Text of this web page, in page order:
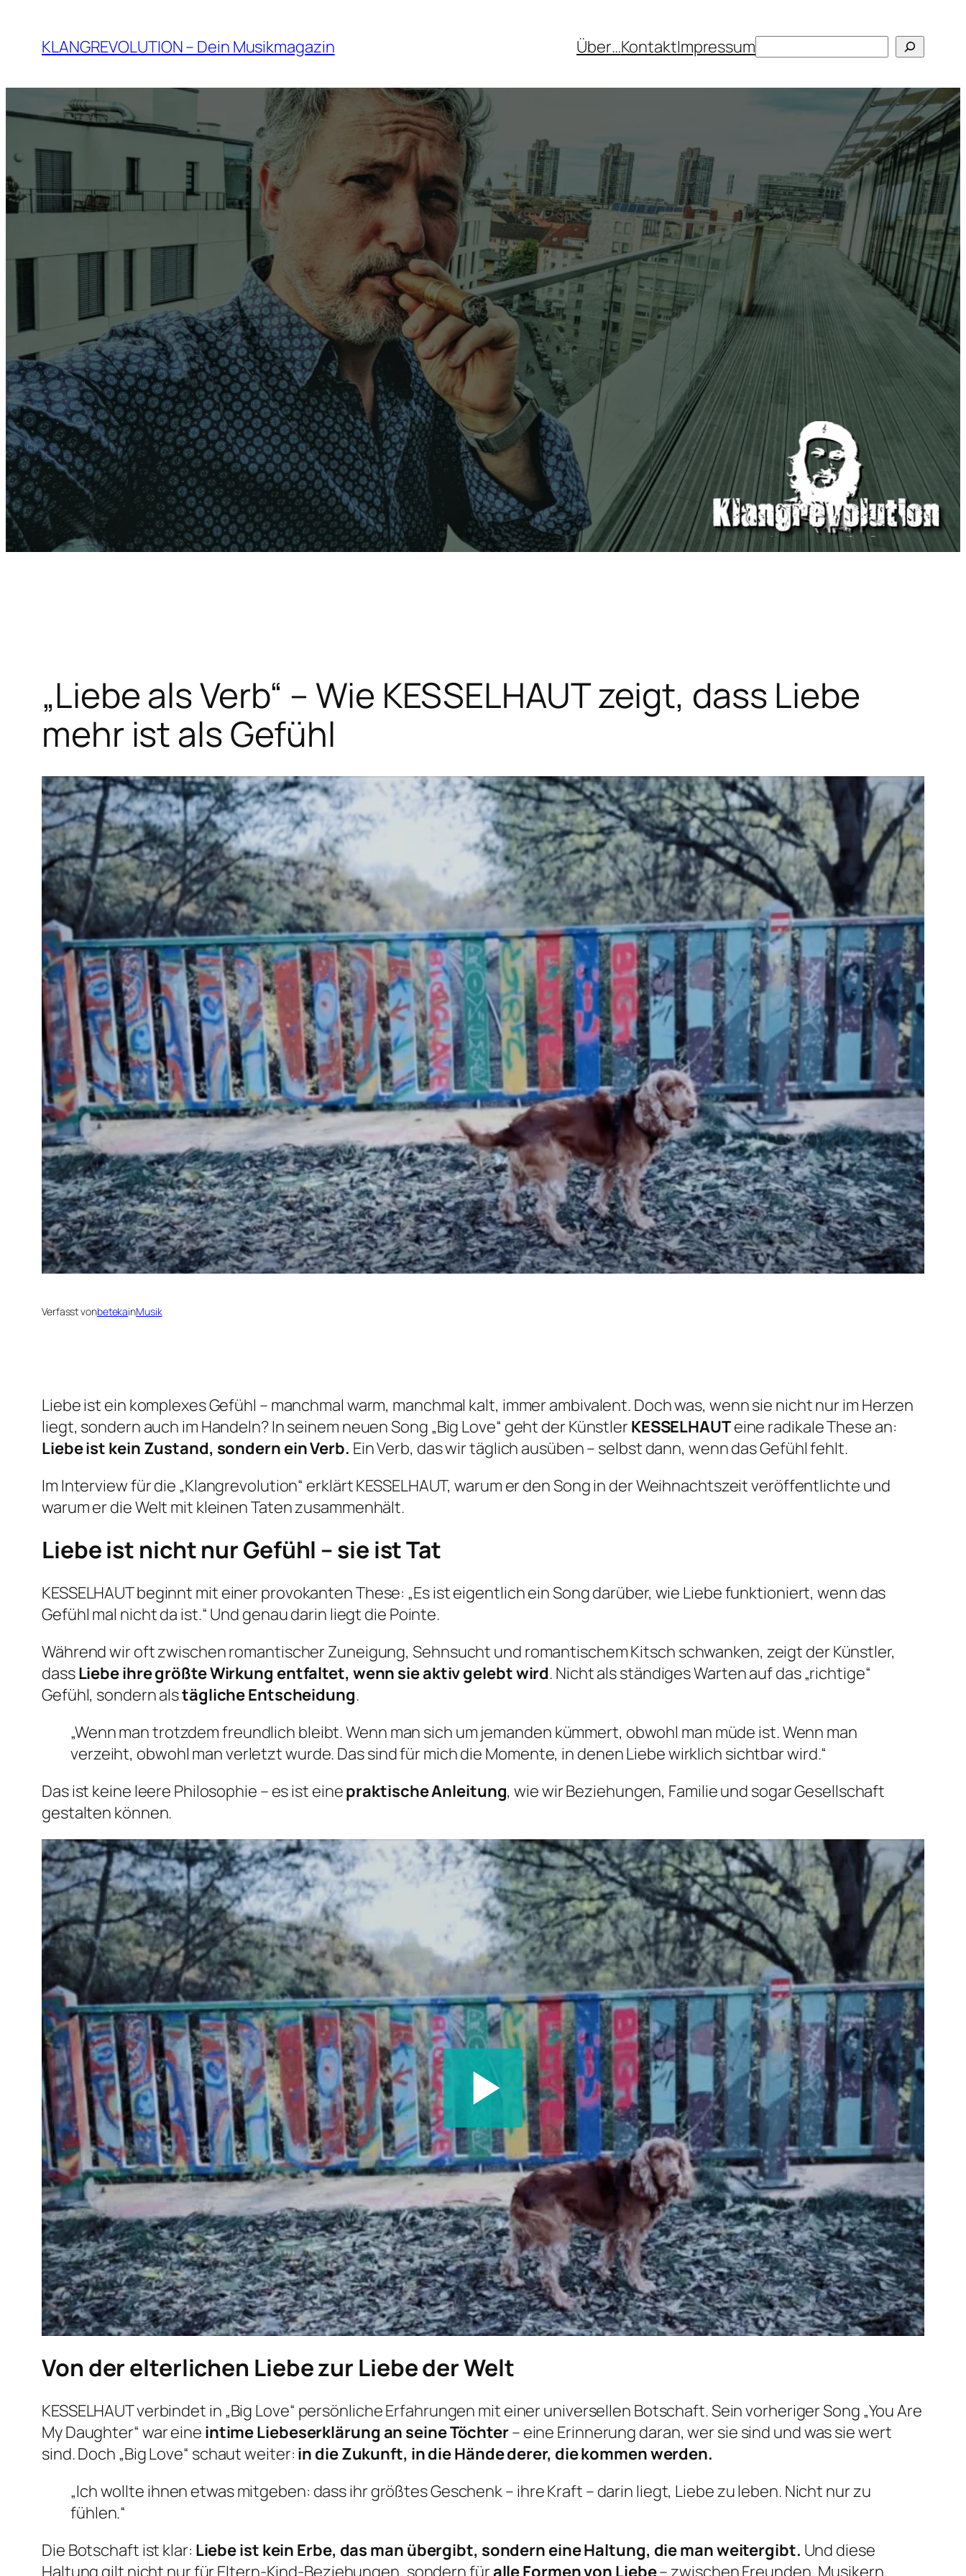
Inhalt
springen
KLANGREVOLUTION – Dein Musikmagazin Über…KontaktImpressum
„Liebe als Verb“ – Wie KESSELHAUT zeigt, dass Liebe
mehr ist als Gefühl
Verfasst vonbetekainMusik
Liebe ist ein komplexes Gefühl – manchmal warm, manchmal kalt, immer ambivalent. Doch was, wenn sie nicht nur im Herzen
liegt, sondern auch im Handeln? In seinem neuen Song „Big Love“ geht der Künstler KESSELHAUTeine radikale These an:
Liebe ist kein Zustand, sondern ein Verb. Ein Verb, das wir täglich ausüben – selbst dann, wenn das Gefühl fehlt.
Im Interview für die „Klangrevolution“ erklärt KESSELHAUT, warum er den Song in der Weihnachtszeit veröffentlichte und
warum er die Welt mit kleinen Taten zusammenhält.
Liebe ist nicht nur Gefühl – sie ist Tat
KESSELHAUT beginnt mit einer provokanten These: „Es ist eigentlich ein Song darüber, wie Liebe funktioniert, wenn das
Gefühl mal nicht da ist.“ Und genau darin liegt die Pointe.
Während wir oft zwischen romantischer Zuneigung, Sehnsucht und romantischem Kitsch schwanken, zeigt der Künstler,
dassLiebe ihre größte Wirkung entfaltet, wenn sie aktiv gelebt wird. Nicht als ständiges Warten auf das „richtige“
Gefühl, sondern alstägliche Entscheidung.
„Wenn man trotzdem freundlich bleibt. Wenn man sich um jemanden kümmert, obwohl man müde ist. Wenn man
verzeiht, obwohl man verletzt wurde. Das sind für mich die Momente, in denen Liebe wirklich sichtbar wird.“
Das ist keine leere Philosophie – es ist einepraktische Anleitung, wie wir Beziehungen, Familie und sogar Gesellschaft
gestalten können.
Von der elterlichen Liebe zur Liebe der Welt
KESSELHAUT verbindet in „Big Love“ persönliche Erfahrungen mit einer universellen Botschaft. Sein vorheriger Song „You Are
My Daughter“ war eine intime Liebeserklärung an seine Töchter– eine Erinnerung daran, wer sie sind und was sie wert
sind. Doch „Big Love“ schaut weiter: in die Zukunft, in die Hände derer, die kommen werden.
„Ich wollte ihnen etwas mitgeben: dass ihr größtes Geschenk – ihre Kraft – darin liegt, Liebe zu leben. Nicht nur zu
fühlen.“
Die Botschaft ist klar: Liebe ist kein Erbe, das man übergibt, sondern eine Haltung, die man weitergibt. Und diese
Haltung gilt nicht nur für Eltern-Kind-Beziehungen, sondern füralle Formen von Liebe– zwischen Freunden, Musikern,